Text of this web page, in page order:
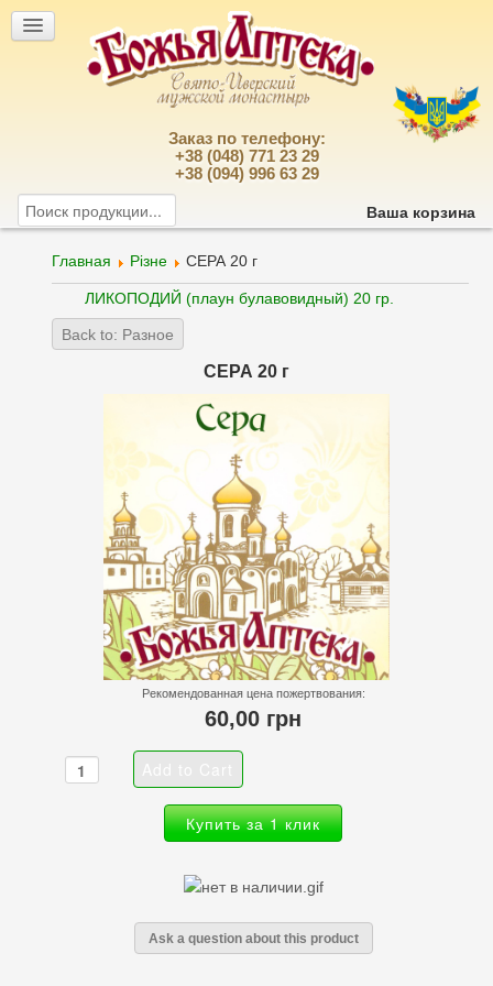
Заказ по телефону:
+38 (048) 771 23 29
+38 (094) 996 63 29
Ваша корзина
Главная Різне СЕРА 20 г
ЛИКОПОДИЙ (плаун булавовидный) 20 гр.
Back to: Разное
СЕРА 20 г
Рекомендованная цена пожертвования:
60,00 грн
Купить за 1 клик
Ask a question about this product